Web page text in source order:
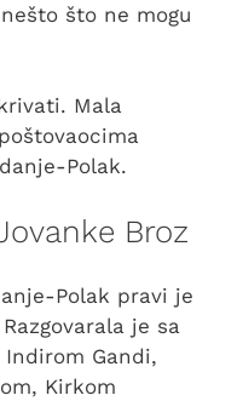
što ne mogu
Mala
Polak.
Broz
Polak pravi je
je sa
Gandi,
Kirkom